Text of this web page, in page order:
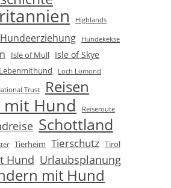
Highlands
Hundeerziehung Hundekekse
Isle of Mull Isle of Skye
Lebenmithund Loch Lomond
Trust Reisen
mit Hund Reiseroute
Schottland
Tierheim Tierschutz Tirol
Hund Urlaubsplanung
mit Hund